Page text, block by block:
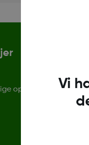
oplysninger
Vi